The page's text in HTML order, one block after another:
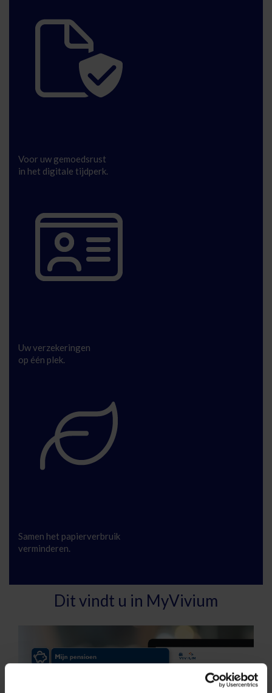
Voor uw gemoedsrust
in het digitale tijdperk.
Uw verzekeringen
op één plek.
Samen het papierverbruik
verminderen.
Dit vindt u in MyVivium